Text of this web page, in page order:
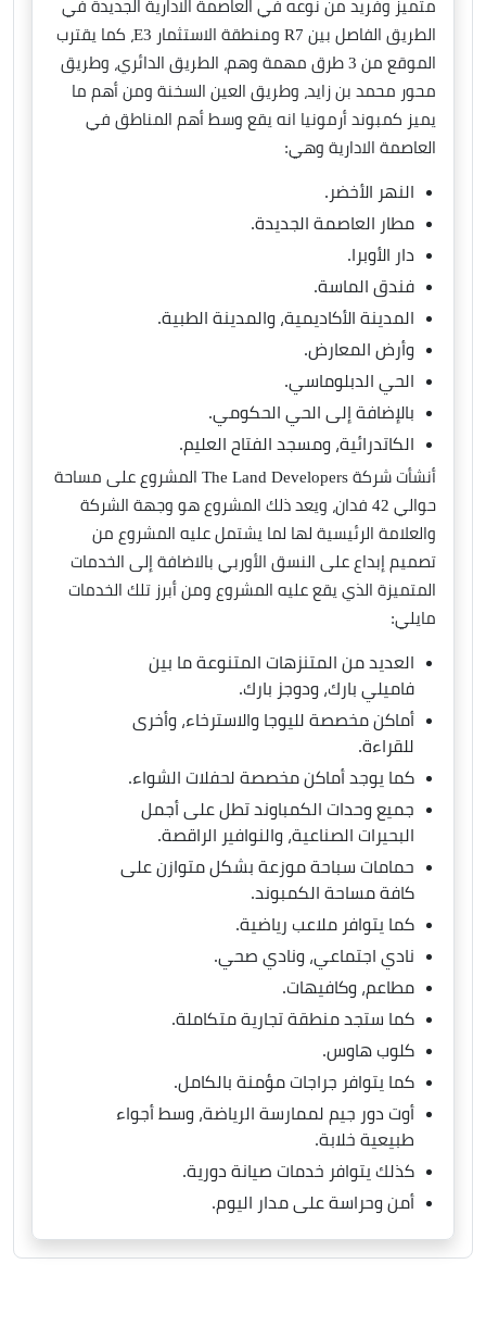
متميز وفريد من نوعه في العاصمة الادارية الجديدة في
الطريق الفاصل بين R7 ومنطقة الاستثمار E3، كما يقترب
الموقع من 3 طرق مهمة وهم، الطريق الدائري، وطريق
محور محمد بن زايد، وطريق العين السخنة ومن أهم ما
يميز كمبوند أرمونيا انه يقع وسط أهم المناطق في
العاصمة الادارية وهي:
النهر الأخضر.
مطار العاصمة الجديدة.
دار الأوبرا.
فندق الماسة.
المدينة الأكاديمية، والمدينة الطبية.
وأرض المعارض.
الحي الدبلوماسي.
بالإضافة إلى الحي الحكومي.
الكاتدرائية، ومسجد الفتاح العليم.
أنشأت شركة The Land Developers المشروع على مساحة
حوالي 42 فدان، ويعد ذلك المشروع هو وجهة الشركة
والعلامة الرئيسية لها لما يشتمل عليه المشروع من
تصميم إبداع على النسق الأوربي بالاضافة إلى الخدمات
المتميزة الذي يقع عليه المشروع ومن أبرز تلك الخدمات
مايلي:
العديد من المتنزهات المتنوعة ما بين
فاميلي بارك، ودوجز بارك.
أماكن مخصصة لليوجا والاسترخاء، وأخرى
للقراءة.
كما يوجد أماكن مخصصة لحفلات الشواء.
جميع وحدات الكمباوند تطل على أجمل
البحيرات الصناعية، والنوافير الراقصة.
حمامات سباحة موزعة بشكل متوازن على
كافة مساحة الكمبوند.
كما يتوافر ملاعب رياضية.
نادي اجتماعي، ونادي صحي.
مطاعم، وكافيهات.
كما ستجد منطقة تجارية متكاملة.
كلوب هاوس.
كما يتوافر جراجات مؤمنة بالكامل.
أوت دور جيم لممارسة الرياضة، وسط أجواء
طبيعية خلابة.
كذلك يتوافر خدمات صيانة دورية.
أمن وحراسة على مدار اليوم.